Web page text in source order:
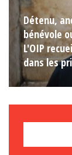
Détenu,
bénévole
L'OIP
dans les